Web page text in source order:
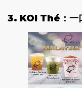
3. KOI Thé ：